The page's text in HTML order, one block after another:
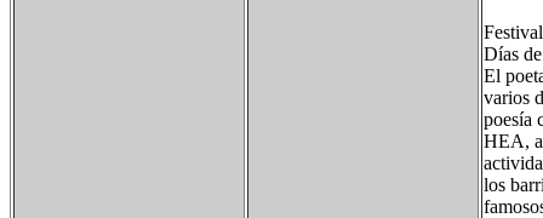
Días
El
varios
poesía
HEA,
los